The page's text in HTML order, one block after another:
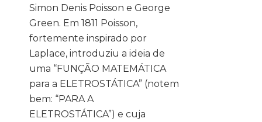
Simon Denis Poisson e George
Green. Em 1811 Poisson,
fortemente inspirado por
Laplace, introduziu a ideia de
uma “FUNÇÃO MATEMÁTICA
para a ELETROSTÁTICA” (notem
bem: “PARA A
ELETROSTÁTICA”) e cuja